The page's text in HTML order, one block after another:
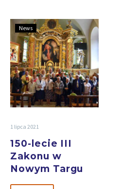
News
1 lipca 2021
150-lecie III
Zakonu w
Nowym Targu